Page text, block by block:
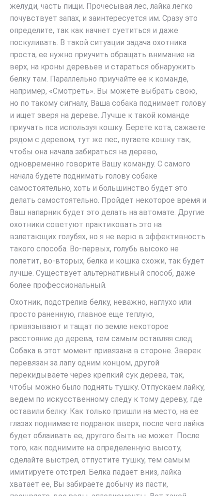
желуди, часть пищи. Прочесывая лес, лайка легко
почувствует запах, и заинтересуется им. Сразу это
определите, так как начнет суетиться и даже
поскуливать. В такой ситуации задача охотника
проста, ее нужно приучить обращать внимание на
верх, на кроны деревьев и стараться обнаружить
белку там. Параллельно приучайте ее к команде,
например, «Смотреть». Вы можете выбрать свою,
но по такому сигналу, Ваша собака поднимает голову
и ищет зверя на дереве. Лучше к такой команде
приучать пса используя кошку. Берете кота, сажаете
рядом с деревом, тут же пес, пугаете кошку так,
чтобы она начала забираться на дерево,
одновременно говорите Вашу команду. С самого
начала будете поднимать голову собаке
самостоятельно, хоть и большинство будет это
делать самостоятельно. Пройдет некоторое время и
Ваш напарник будет это делать на автомате. Другие
охотники советуют практиковать это на
взлетающих голубях, но я не верю в эффективность
такого способа. Во-первых, голубь высоко не
полетит, во-вторых, белка и кошка схожи, так будет
лучше. Существует альтернативный способ, даже
более профессиональный.
Охотник, подстрелив белку, неважно, наглухо или
просто раненную, главное еще теплую,
привязывают и тащат по земле некоторое
расстояние до дерева, тем самым оставляя след.
Собака в этот момент привязана в стороне. Зверек
перевязан за лапу одним концом, другой
перекидываете через крепкий сук дерева, так,
чтобы можно было поднять тушку. Отпускаем лайку,
ведем по искусственному следу к тому дереву, где
оставили белку. Как только пришли на место, на ее
глазах поднимаете подранок вверх, после чего лайка
будет облаивать ее, другого быть не может. После
того, как поднимите на определенную высоту,
сделайте выстрел, отпустите тушку, тем самым
имитируете отстрел. Белка падает вниз, лайка
хватает ее, Вы забираете добычу из пасти,